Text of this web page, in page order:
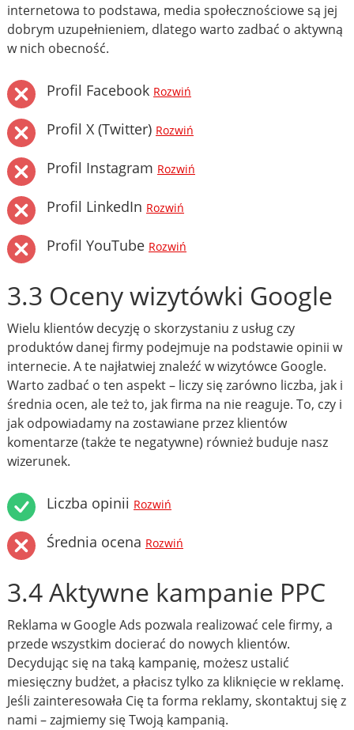
internetowa to podstawa, media społecznościowe są jej
dobrym uzupełnieniem, dlatego warto zadbać o aktywną
w nich obecność.
Profil Facebook Rozwiń
Profil X (Twitter) Rozwiń
Profil Instagram Rozwiń
Profil LinkedIn Rozwiń
Profil YouTube Rozwiń
3.3 Oceny wizytówki Google
Wielu klientów decyzję o skorzystaniu z usług czy
produktów danej firmy podejmuje na podstawie opinii w
internecie. A te najłatwiej znaleźć w wizytówce Google.
Warto zadbać o ten aspekt – liczy się zarówno liczba, jak i
średnia ocen, ale też to, jak firma na nie reaguje. To, czy i
jak odpowiadamy na zostawiane przez klientów
komentarze (także te negatywne) również buduje nasz
wizerunek.
Liczba opinii Rozwiń
Średnia ocena Rozwiń
3.4 Aktywne kampanie PPC
Reklama w Google Ads pozwala realizować cele firmy, a
przede wszystkim docierać do nowych klientów.
Decydując się na taką kampanię, możesz ustalić
miesięczny budżet, a płacisz tylko za kliknięcie w reklamę.
Jeśli zainteresowała Cię ta forma reklamy, skontaktuj się z
nami – zajmiemy się Twoją kampanią.